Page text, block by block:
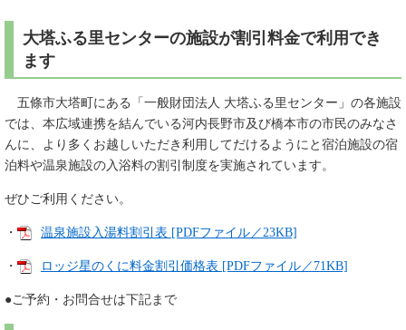
大塔ふる里センターの施設が割引料金で利用でき
ます
五條市大塔町にある「一般財団法人 大塔ふる里センター」の各施設
では、本広域連携を結んでいる河内長野市及び橋本市の市民のみなさ
んに、より多くお越しいただき利用してだけるようにと宿泊施設の宿
泊料や温泉施設の入浴料の割引制度を実施されています。
ぜひご利用ください。
・ 温泉施設入湯料割引表 [PDFファイル／23KB]
・ ロッジ星のくに料金割引価格表 [PDFファイル／71KB]
●ご予約・お問合せは下記まで